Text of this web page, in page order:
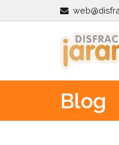
Blog